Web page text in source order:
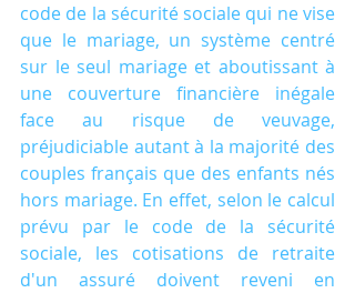
code de la sécurité sociale qui ne vise
que le mariage, un système centré
sur le seul mariage et aboutissant à
une couverture financière inégale
face au risque de veuvage,
préjudiciable autant à la majorité des
couples français que des enfants nés
hors mariage. En effet, selon le calcul
prévu par le code de la sécurité
sociale, les cotisations de retraite
d'un assuré doivent reveni en